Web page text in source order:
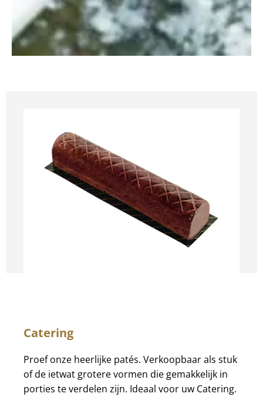
Catering
Proef onze heerlijke patés. Verkoopbaar als stuk
of de ietwat grotere vormen die gemakkelijk in
porties te verdelen zijn. Ideaal voor uw Catering.